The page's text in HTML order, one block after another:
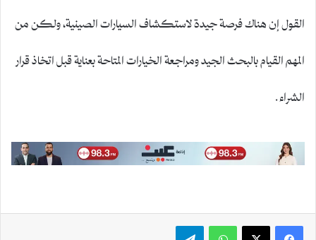
القول إن هناك فرصة جيدة لاستكشاف السيارات الصينية، ولكن من
المهم القيام بالبحث الجيد ومراجعة الخيارات المتاحة بعناية قبل اتخاذ قرار
الشراء.
واتسابتيلقرام